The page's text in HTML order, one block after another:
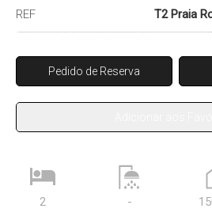
REF T2 Praia
Pedido de Reserva
2 -